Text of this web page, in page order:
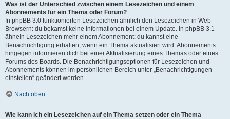
Was ist der Unterschied zwischen einem Lesezeichen und einem
Abonnements für ein Thema oder Forum?
In phpBB 3.0 funktionierten Lesezeichen ähnlich den Lesezeichen in Web-
Browsern: du bekamst keine Informationen bei einem Update. In phpBB 3.1
ähneln Lesezeichen mehr einem Abonnement: du kannst eine
Benachrichtigung erhalten, wenn ein Thema aktualisiert wird. Abonnements
hingegen informieren dich bei einer Aktualisierung eines Themas oder eines
Forums des Boards. Die Benachrichtigungsoptionen für Lesezeichen und
Abonnements können im persönlichen Bereich unter „Benachrichtigungen
einstellen“ geändert werden.
Nach oben
Wie kann ich ein Lesezeichen auf ein Thema setzen oder ein Thema